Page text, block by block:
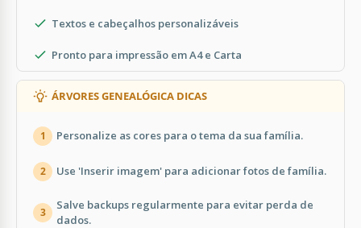
Textos e cabeçalhos personalizáveis
Pronto para impressão em A4 e Carta
ÁRVORES GENEALÓGICA DICAS
1 Personalize as cores para o tema da sua família.
2 Use 'Inserir imagem' para adicionar fotos de família.
3
Salve backups regularmente para evitar perda de
dados.